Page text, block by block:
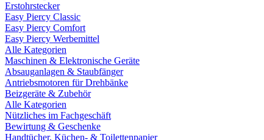
Erstohrstecker
Easy Piercy Classic
Easy Piercy Comfort
Easy Piercy Werbemittel
Alle Kategorien
Maschinen & Elektronische Geräte
Absauganlagen & Staubfänger
Antriebsmotoren für Drehbänke
Beizgeräte & Zubehör
Alle Kategorien
Nützliches im Fachgeschäft
Bewirtung & Geschenke
Handtücher, Küchen- & Toilettenpapier